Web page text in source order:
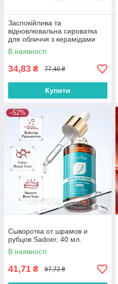
Заспокійлива та
відновлювальна сироватка
для обличчя з керамідами
Sadoer, 40 мл
В наявності
34,83 ₴ 77,40 ₴
Купити
–52%
Сыворотка от шрамов и
рубцов Sadoer, 40 мл.
В наявності
41,71 ₴ 87,72 ₴